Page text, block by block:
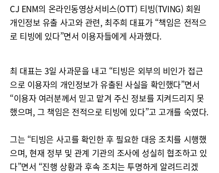
CJ ENM의 온라인동영상서비스(OTT) 티빙(TVING) 회원
개인정보 유출 사고와 관련, 최주희 대표가 “책임은 전적으
로 티빙에 있다”면서 이용자들에게 사과했다.
최 대표는 3일 사과문을 내고 “티빙은 외부의 비인가 접근
으로 이용자의 개인정보가 유출된 사실을 확인했다”면서
“이용자 여러분께서 믿고 맡겨 주신 정보를 지켜드리지 못
했으며, 그 책임은 전적으로 티빙에 있다”고 고개를 숙였다.
그는 “티빙은 사고를 확인한 후 필요한 대응 조치를 시행했
으며, 현재 정부 및 관계 기관의 조사에 성실히 협조하고 있
다”면서 “진행 상황과 후속 조치는 투명하게 알려드리겠